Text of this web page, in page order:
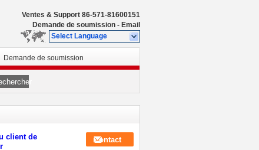
Ventes & Support 86-571-81600151
Demande de soumission - Email
Select Language
Demande de soumission
client de
Contact